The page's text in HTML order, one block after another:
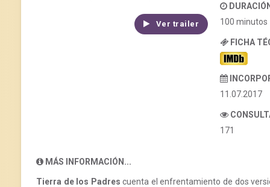
Ver trailer
100 minutos
FICHA
11.07.2017
171
MÁS INFORMACIÓN...
Tierra de los Padres cuenta el enfrentamiento de dos